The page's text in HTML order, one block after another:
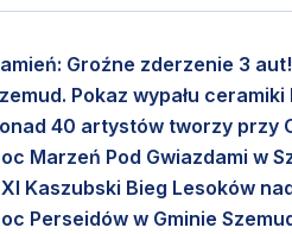
Groźne zderzenie 3
Pokaz wypału
40 artystów tworzy przy
Marzeń Pod Gwiazdami w
Kaszubski Bieg Lesoków
Perseidów w Gminie